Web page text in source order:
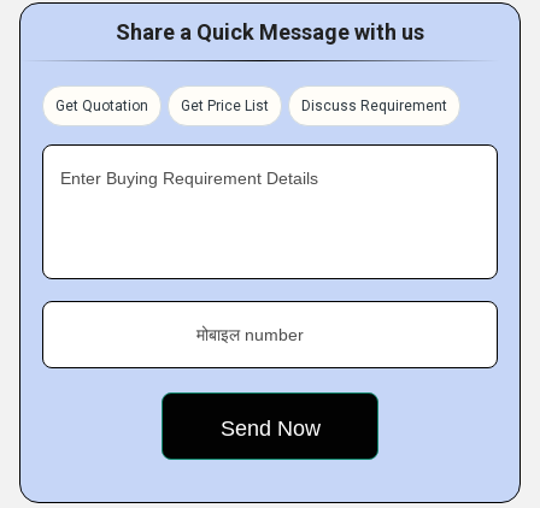
needs. With the expertise, experience and support of a
dedicated team, we have been able to meet the demands
of processing & manufacturing industries, globally.
Industries we serve comprise:food, cosmetics,
Company Detail:
Share a Quick Message with us
Get Quotation Get Price List Discuss Requirement
Enter Buying Requirement Details
मोबाइल number